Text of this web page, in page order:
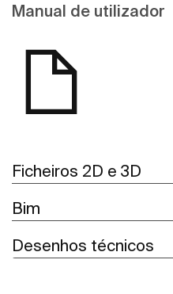
Manual de utilizador
Ficheiros 2D e 3D
Bim
Desenhos técnicos